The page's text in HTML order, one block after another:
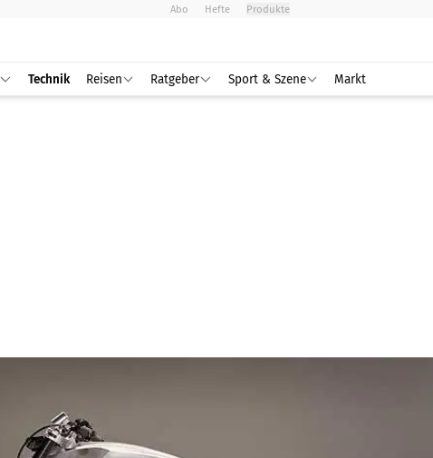
Abo Hefte Produkte
Technik Reisen Ratgeber Sport & Szene Markt